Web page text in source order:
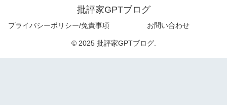
批評家GPTブログ
プライバシーポリシー/免責事項 お問い合わせ
© 2025 批評家GPTブログ.